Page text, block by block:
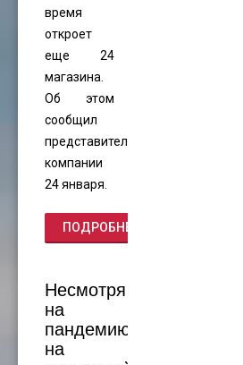
время
откроет
еще 24
магазина.
Об этом
сообщил
представитель
компании
24 января.
ПОДРОБНЕЕ...
Несмотря
на
пандемию
на